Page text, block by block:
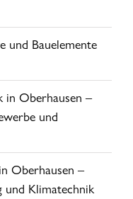
und Bauelemente
in Oberhausen –
und
Oberhausen –
und Klimatechnik